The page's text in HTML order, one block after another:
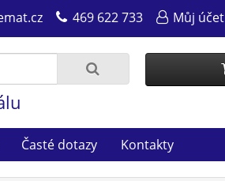
469 622 733 Můj účet
Časté dotazy Kontakty